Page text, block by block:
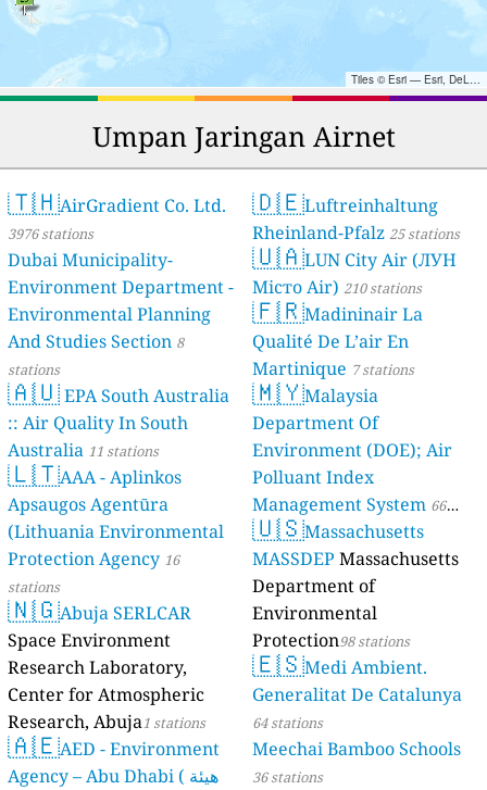
Tiles © Esri — Esri, DeLorme, NAVTEQ, TomTom, Intermap, iPC, USGS, FAO, NPS, NRCAN, GeoBase, Kadaster NL, Ordnance Survey, Esri Japan, METI, Esri China (Hong Kong), and the GIS User Community
Umpan Jaringan Airnet
🇹🇭AirGradient Co. Ltd.
3976 stations
Dubai Municipality-
Environment Department -
Environmental Planning
And Studies Section 8
stations
🇦🇺EPA South Australia
:: Air Quality In South
Australia 11 stations
🇱🇹AAA - Aplinkos
Apsaugos Agentūra
(Lithuania Environmental
Protection Agency 16
stations
🇳🇬Abuja SERLCAR
Space Environment
Research Laboratory,
Center for Atmospheric
Research, Abuja1 stations
🇦🇪AED - Environment
Agency – Abu Dhabi ( هيئة
🇩🇪Luftreinhaltung
Rheinland-Pfalz 25 stations
🇺🇦LUN City Air (ЛУН
Місто Air) 210 stations
🇫🇷Madininair La
Qualité De L’air En
Martinique 7 stations
🇲🇾Malaysia
Department Of
Environment (DOE); Air
Polluant Index
Management System 66
stations
🇺🇸Massachusetts
MASSDEP Massachusetts
Department of
Environmental
Protection98 stations
🇪🇸Medi Ambient.
Generalitat De Catalunya
64 stations
Meechai Bamboo Schools
36 stations